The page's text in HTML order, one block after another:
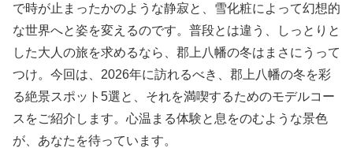
で時が止まったかのような静寂と、雪化粧によって幻想的
な世界へと姿を変えるのです。普段とは違う、しっとりと
した大人の旅を求めるなら、郡上八幡の冬はまさにうって
つけ。今回は、2026年に訪れるべき、郡上八幡の冬を彩
る絶景スポット5選と、それを満喫するためのモデルコー
スをご紹介します。心温まる体験と息をのむような景色
が、あなたを待っています。